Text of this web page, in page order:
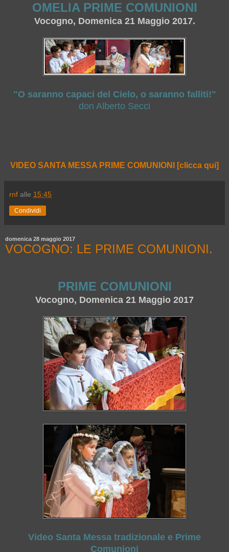
OMELIA PRIME COMUNIONI
Vocogno, Domenica 21 Maggio 2017.
"O saranno capaci del Cielo, o saranno falliti!"
don Alberto Secci
VIDEO SANTA MESSA PRIME COMUNIONI [clicca qui]
rnf alle 15:45
Condividi
domenica 28 maggio 2017
VOCOGNO: LE PRIME COMUNIONI.
PRIME COMUNIONI
Vocogno, Domenica 21 Maggio 2017
Video Santa Messa tradizionale e Prime
Comunioni